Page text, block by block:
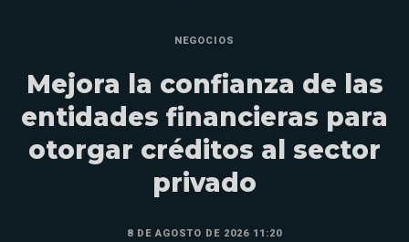
NEGOCIOS
Mejora la confianza de las
entidades financieras para
otorgar créditos al sector
privado
8 DE AGOSTO DE 2026 11:20